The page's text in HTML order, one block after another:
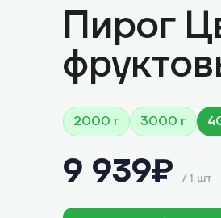
Пирог
2000 г 3000 г
9 939₽ / 1 шт